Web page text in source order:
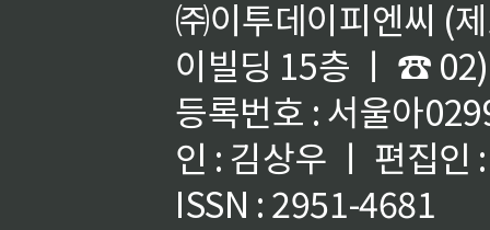
㈜이투데이피엔씨 (
이빌딩 15층 ㅣ ☎
등록번호 : 서울아
인 : 김상우 ㅣ 편집인
ISSN : 2951-4681